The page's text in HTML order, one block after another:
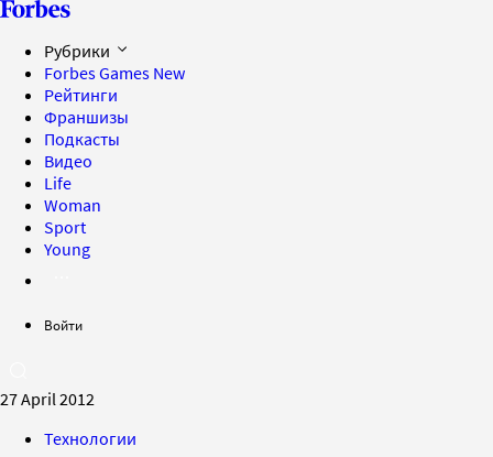
Рубрики
Forbes Games New
Рейтинги
Франшизы
Подкасты
Видео
Life
Woman
Sport
Young
Войти
27 April 2012
Технологии